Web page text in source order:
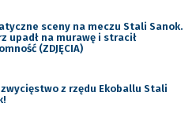
sceny na meczu Stali Sanok.
upadł na murawę i stracił
(ZDJĘCIA)
z rzędu Ekoballu Stali